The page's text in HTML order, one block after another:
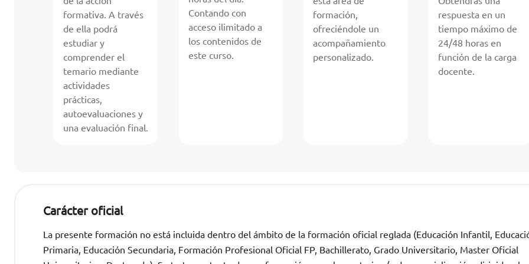
formativa. A través
de ella podrá
estudiar y
comprender el
temario mediante
actividades
prácticas,
autoevaluaciones y
una evaluación final.
Contando con
acceso ilimitado a
los contenidos de
este curso.
formación,
ofreciéndole un
acompañamiento
personalizado.
respuesta en un
tiempo máximo de
24/48 horas en
función de la carga
docente.
Carácter oficial
La presente formación no está incluida dentro del ámbito de la formación oficial reglada (Educación Infantil,
Primaria, Educación Secundaria, Formación Profesional Oficial FP, Bachillerato, Grado Universitario, Master Oficial